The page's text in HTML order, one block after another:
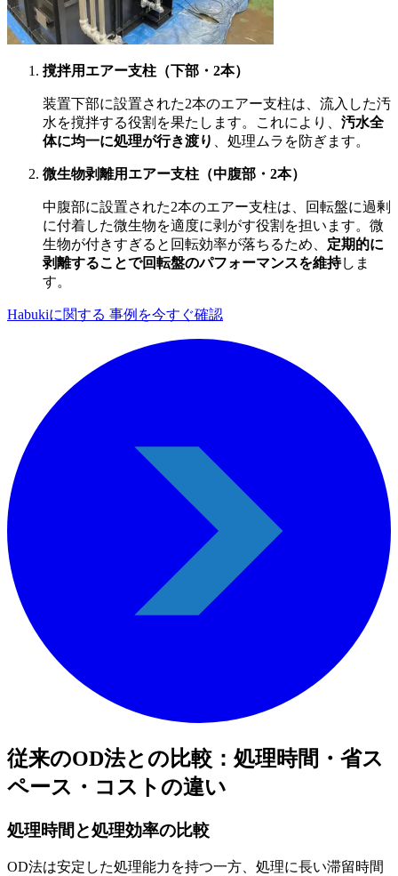
撹拌用エアー支柱（下部・2本）
装置下部に設置された2本のエアー支柱は、流入した汚
水を撹拌する役割を果たします。これにより、 汚水全
体に均一に処理が行き渡り
、処理ムラを防ぎます。
微生物剥離用エアー支柱（中腹部・2本）
中腹部に設置された2本のエアー支柱は、回転盤に過剰
に付着した微生物を適度に剥がす役割を担います。微
生物が付きすぎると回転効率が落ちるため、 定期的に
剥離することで回転盤のパフォーマンスを維持しま
す。
Habukiに関する 事例を今すぐ確認
従来のOD法との比較：処理時間・省ス
ペース・コストの違い
処理時間と処理効率の比較
OD法は安定した処理能力を持つ一方、処理に長い滞留時間